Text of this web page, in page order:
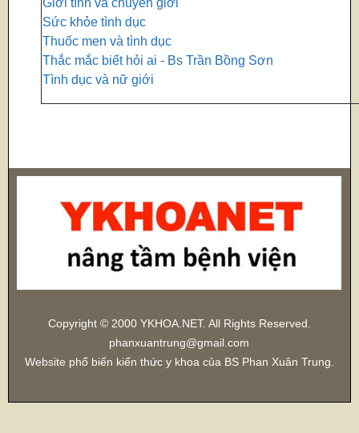
Giới tính và chuyển giới
Sức khỏe tình dục
Thuốc men và tình dục
Thắc mắc biết hỏi ai - Bs Trần Bồng Sơn
Tình dục và nữ giới
Copyright © 2000 YKHOA.NET. All Rights Reserved.
phanxuantrung@gmail.com
Website phổ biến kiến thức y khoa của BS Phan Xuân Trung.